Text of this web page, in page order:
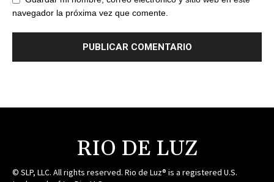
navegador la próxima vez que comente.
RIO DE LUZ
© SLP, LLC. All rights reserved. Rio de Luz® is a registered U.S.